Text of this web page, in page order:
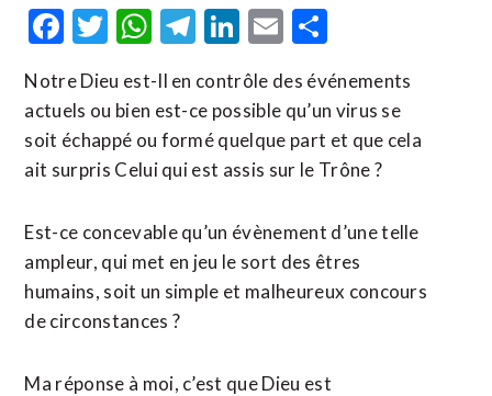
Facebook
Twitter
WhatsApp
Telegram
LinkedIn
Email
Notre Dieu est-Il en contrôle des événements
actuels ou bien est-ce possible qu’un virus se
soit échappé ou formé quelque part et que cela
ait surpris Celui qui est assis sur le Trône ?
Est-ce concevable qu’un évènement d’une telle
ampleur, qui met en jeu le sort des êtres
humains, soit un simple et malheureux concours
de circonstances ?
Ma réponse à moi, c’est que Dieu est